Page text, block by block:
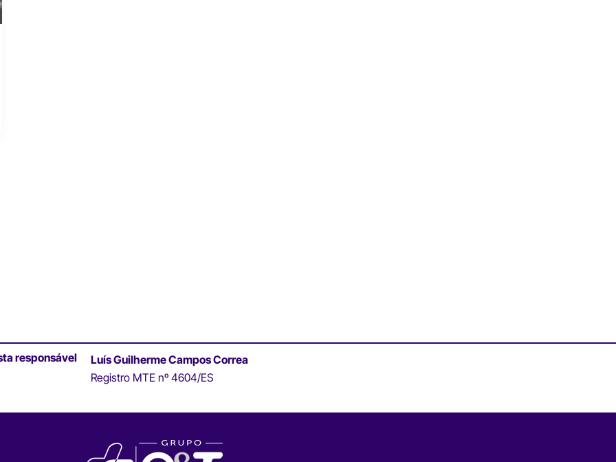
responsável
Luís Guilherme Campos Correa
Registro MTE nº 4604/ES